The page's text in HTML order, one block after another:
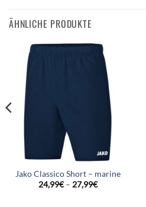
ÄHNLICHE PRODUKTE
Jako Classico Short – marine
24,99€– 27,99€